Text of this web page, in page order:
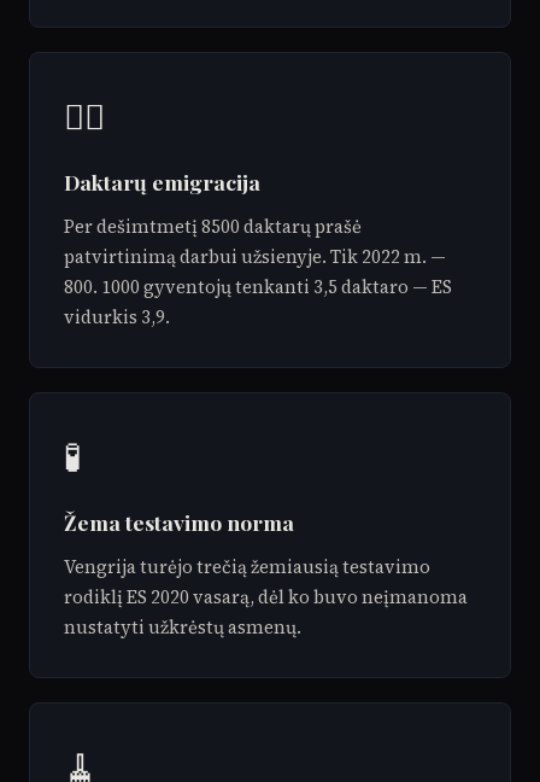
👨‍⚕️
Daktarų emigracija
Per dešimtmetį 8500 daktarų prašė
patvirtinimą darbui užsienyje. Tik 2022 m. —
800. 1000 gyventojų tenkanti 3,5 daktaro — ES
vidurkis 3,9.
🧪
Žema testavimo norma
Vengrija turėjo trečią žemiausią testavimo
rodiklį ES 2020 vasarą, dėl ko buvo neįmanoma
nustatyti užkrėstų asmenų.
🧹